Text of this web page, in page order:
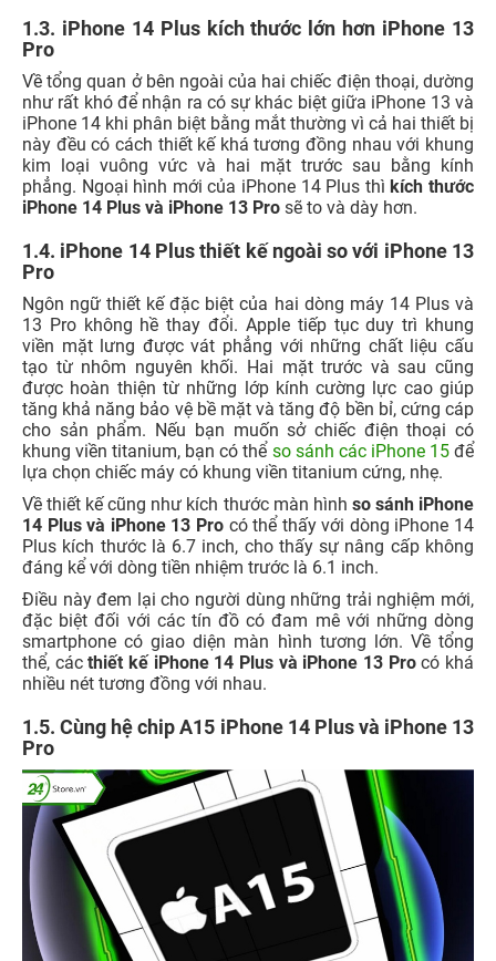
1.3. iPhone 14 Plus kích thước lớn hơn iPhone 13
Pro
Về tổng quan ở bên ngoài của hai chiếc điện thoại, dường
như rất khó để nhận ra có sự khác biệt giữa iPhone 13 và
iPhone 14 khi phân biệt bằng mắt thường vì cả hai thiết bị
này đều có cách thiết kế khá tương đồng nhau với khung
kim loại vuông vức và hai mặt trước sau bằng kính
phẳng. Ngoại hình mới của iPhone 14 Plus thì kích thước
iPhone 14 Plus và iPhone 13 Pro sẽ to và dày hơn.
1.4. iPhone 14 Plus thiết kế ngoài so với iPhone 13
Pro
Ngôn ngữ thiết kế đặc biệt của hai dòng máy 14 Plus và
13 Pro không hề thay đổi. Apple tiếp tục duy trì khung
viền mặt lưng được vát phẳng với những chất liệu cấu
tạo từ nhôm nguyên khối. Hai mặt trước và sau cũng
được hoàn thiện từ những lớp kính cường lực cao giúp
tăng khả năng bảo vệ bề mặt và tăng độ bền bỉ, cứng cáp
cho sản phẩm. Nếu bạn muốn sở chiếc điện thoại có
khung viền titanium, bạn có thể so sánh các iPhone 15để
lựa chọn chiếc máy có khung viền titanium cứng, nhẹ.
Về thiết kế cũng như kích thước màn hình so sánh iPhone
14 Plus và iPhone 13 Procó thể thấy với dòng iPhone 14
Plus kích thước là 6.7 inch, cho thấy sự nâng cấp không
đáng kể với dòng tiền nhiệm trước là 6.1 inch.
Điều này đem lại cho người dùng những trải nghiệm mới,
đặc biệt đối với các tín đồ có đam mê với những dòng
smartphone có giao diện màn hình tương lớn. Về tổng
thể, cácthiết kế iPhone 14 Plus và iPhone 13 Procó khá
nhiều nét tương đồng với nhau.
1.5. Cùng hệ chip A15 iPhone 14 Plus và iPhone 13
Pro